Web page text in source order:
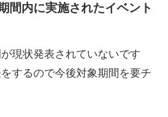
間内に実施されたイベント
現状発表されていないです
するので今後対象期間を要チ